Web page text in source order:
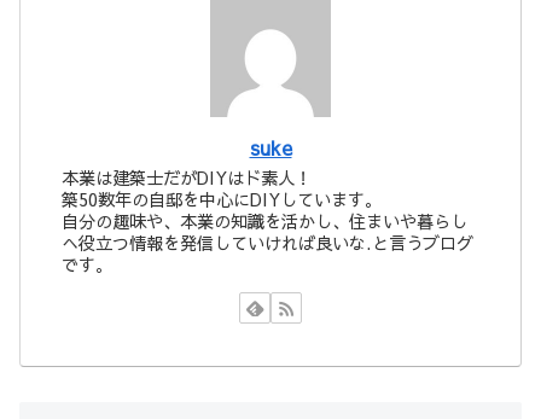
suke
本業は建築士だがDIYはド素人！
築50数年の自邸を中心にDIYしています。
自分の趣味や、本業の知識を活かし、住まいや暮らし
へ役立つ情報を発信していければ良いな.と言うブログ
です。